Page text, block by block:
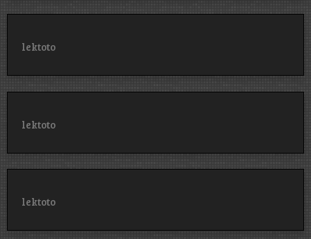
lektoto
lektoto
lektoto